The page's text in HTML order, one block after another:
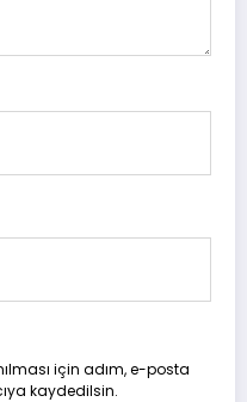
için adım, e-posta
kaydedilsin.